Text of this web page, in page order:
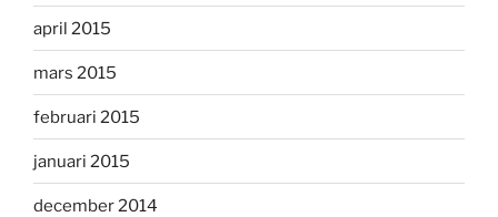
april 2015
mars 2015
februari 2015
januari 2015
december 2014